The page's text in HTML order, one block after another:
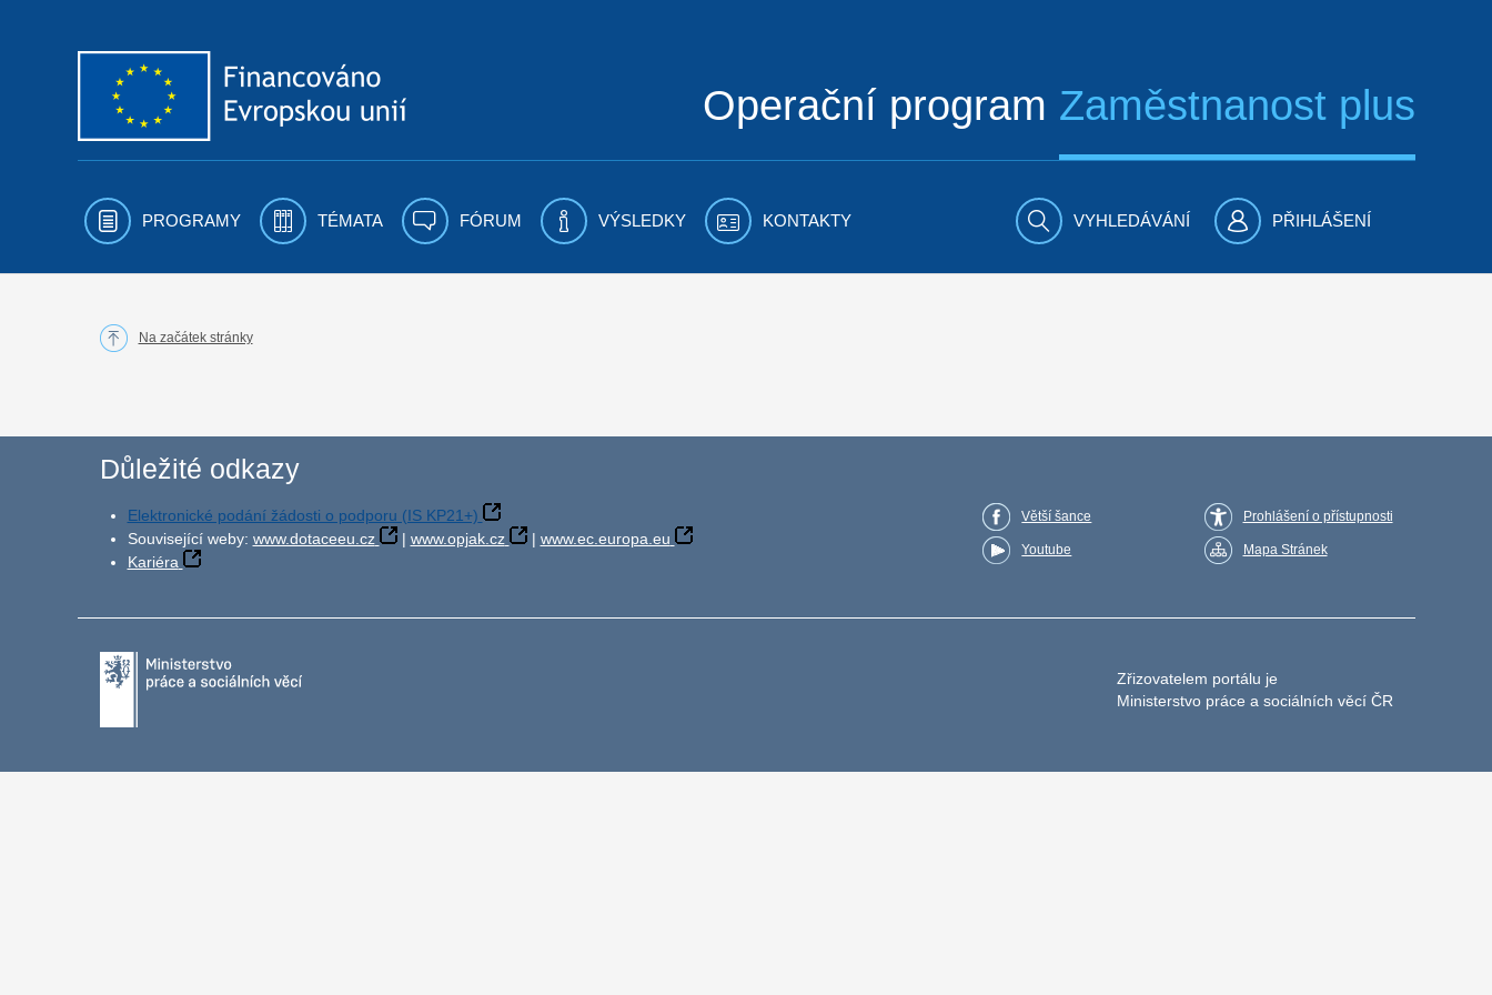
Operační program Zaměstnanost plus
PROGRAMY TÉMATA FÓRUM VÝSLEDKY KONTAKTY VYHLEDÁVÁNÍ PŘIHLÁŠENÍ
Na začátek stránky
Důležité odkazy
Elektronické podání žádosti o podporu (IS KP21+)
Související weby: www.dotaceeu.cz | www.opjak.cz | www.ec.europa.eu
Kariéra
Větší šance
Youtube
Prohlášení o přístupnosti
Mapa Stránek
Zřizovatelem portálu je
Ministerstvo práce a sociálních věcí ČR